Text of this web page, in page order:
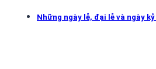
Những ngày lễ, đại lễ và ngày